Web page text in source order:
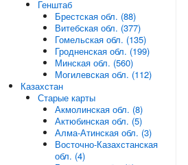
Генштаб
Брестская обл. (88)
Витебская обл. (377)
Гомельская обл. (135)
Гродненская обл. (199)
Минская обл. (560)
Могилевская обл. (112)
Казахстан
Старые карты
Акмолинская обл. (8)
Актюбинская обл. (5)
Алма-Атинская обл. (3)
Восточно-Казахстанская
обл. (4)